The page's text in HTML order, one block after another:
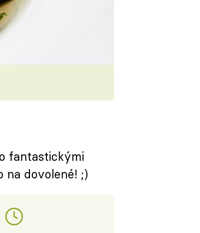
fantastickými
na dovolené! ;)